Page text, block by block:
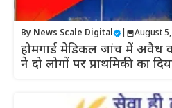
By News Scale Digital August
होमगार्ड मेडिकल जांच में अवैध
ने दो लोगों पर प्राथमिकी का